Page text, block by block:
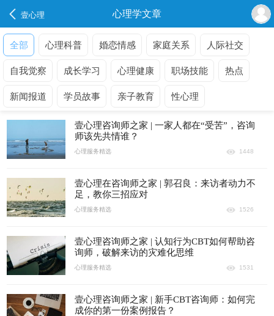
壹心理 心理学文章
全部 心理科普 婚恋情感 家庭关系 人际社交
自我觉察 成长学习 心理健康 职场技能 热点
新闻报道 学员故事 亲子教育 性心理
壹心理咨询师之家 | 一家人都在“受苦”，咨询
师该先共情谁？
心理服务精选 1448
壹心理在咨询师之家 | 郭召良：来访者动力不
足，教你三招应对
心理服务精选 1526
壹心理咨询师之家 | 认知行为CBT如何帮助咨
询师，破解来访的灾难化思维
心理服务精选 1531
壹心理咨询师之家 | 新手CBT咨询师：如何完
成你的第一份案例报告？